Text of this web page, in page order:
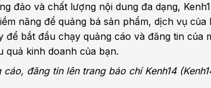
đảo và chất lượng nội dung đa dạng,
năng để quảng bá sản phẩm, dịch vụ
để bắt đầu chạy quảng cáo và đăng tin của
quả kinh doanh của bạn.
đăng tin lên trang báo chí Kenh14